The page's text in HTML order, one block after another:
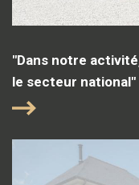
"Dans notre
le secteur national"